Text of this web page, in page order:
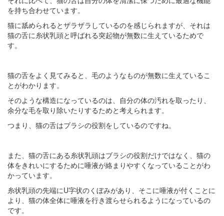
を持ち合わせています。
猫に舐められるとザラザラしているのを感じられますが、それは
猫の舌に糸状乳頭と呼ばれる突起物が無数に生えているためで
す。
猫の舌をよく見てみると、毛のようなものが無数に生えているこ
とがわかります。
そのような構造になっているのは、自分の体の汚れを取ったり、
余分な毛を取り除いたりするためと考えられます。
つまり、猫の舌はブラシの役割をしているのですね。
また、猫の舌にある糸状乳頭はブラシの役割だけではなく、猫の
体をきれいにするために唾液が絡まりやすくなっていることがわ
かっています。
糸状乳頭の先端にU字状のくぼみがあり、そこに唾液が付くことに
より、猫の体全体に唾液を行き渡らせられるようになっているの
です。